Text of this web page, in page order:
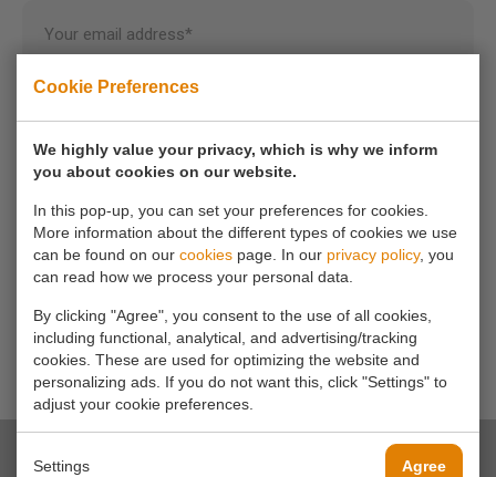
Cookie Preferences
We highly value your privacy, which is why we inform
you about cookies on our website.
In this pop-up, you can set your preferences for cookies.
More information about the different types of cookies we use
can be found on our cookies page. In our privacy policy, you
can read how we process your personal data.
By clicking "Agree", you consent to the use of all cookies,
including functional, analytical, and advertising/tracking
cookies. These are used for optimizing the website and
personalizing ads. If you do not want this, click "Settings" to
adjust your cookie preferences.
Settings Agree
Your email address*